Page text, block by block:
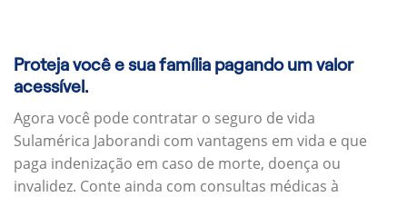
Proteja você e sua família pagando um valor
acessível.
Agora você pode contratar o seguro de vida
Sulamérica Jaborandi com vantagens em vida e que
paga indenização em caso de morte, doença ou
invalidez. Conte ainda com consultas médicas à